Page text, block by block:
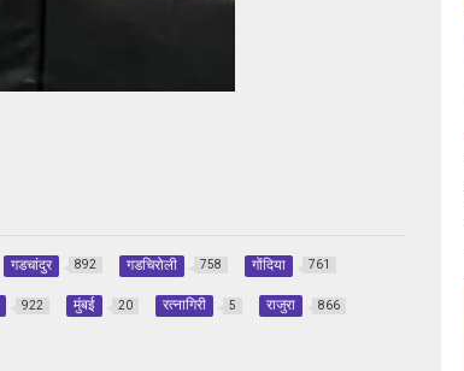
गडचांदुर 892 गडचिरोली 758 गोंदिया 761
922 मुंबई 20 रत्‍नागिरी 5 राजुरा 866